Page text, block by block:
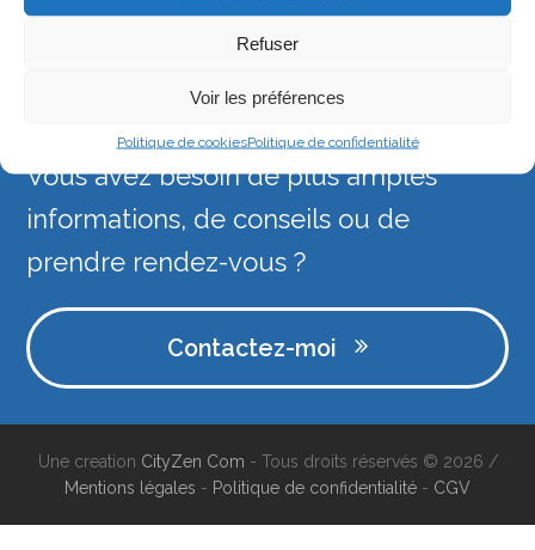
Refuser
Voir les préférences
Politique de cookiesPolitique de confidentialité
Downloads:full (2000x1121)|large (980x549)|
thumbnail (150x150)
Vous avez besoin de plus amples
informations, de conseils ou de
prendre rendez-vous ?
Contactez-moi
Une creation CityZen Com - Tous droits réservés © 2026 /
Mentions légales - Politique de confidentialité - CGV